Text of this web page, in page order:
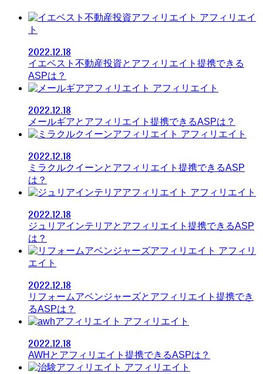
アフィリエイ
ト
2022.12.18
イエベスト不動産投資とアフィリエイト提携できる
ASPは？
アフィリエイト
2022.12.18
メールギアとアフィリエイト提携できるASPは？
アフィリエイト
2022.12.18
ミラクルクイーンとアフィリエイト提携できるASP
は？
アフィリエイト
2022.12.18
ジュリアインテリアとアフィリエイト提携できるASP
は？
アフィリ
エイト
2022.12.18
リフォームアベンジャーズとアフィリエイト提携でき
るASPは？
アフィリエイト
2022.12.18
AWHとアフィリエイト提携できるASPは？
アフィリエイト